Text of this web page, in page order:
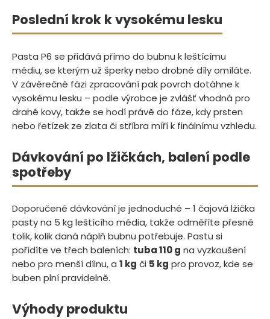
Poslední krok k vysokému lesku
Pasta P6 se přidává přímo do bubnu k leštícímu
médiu, se kterým už šperky nebo drobné díly omíláte.
V závěrečné fázi zpracování pak povrch dotáhne k
vysokému lesku – podle výrobce je zvlášť vhodná pro
drahé kovy, takže se hodí právě do fáze, kdy prsten
nebo řetízek ze zlata či stříbra míří k finálnímu vzhledu.
Dávkování po lžičkách, balení podle
spotřeby
Doporučené dávkování je jednoduché – 1 čajová lžička
pasty na 5 kg leštícího média, takže odměříte přesně
tolik, kolik daná náplň bubnu potřebuje. Pastu si
pořídíte ve třech baleních: tuba 110 g na vyzkoušení
nebo pro menší dílnu, a 1 kg či 5 kg pro provoz, kde se
buben plní pravidelně.
Výhody produktu